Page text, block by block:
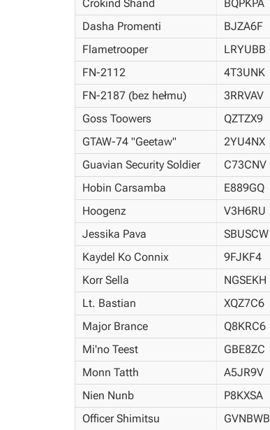
Crokind Shand
BQPKPA
Dasha Promenti
BJZA6F
Flametrooper
LRYUBB
FN-2112
4T3UNK
FN-2187 (bez hełmu)
3RRVAV
Goss Toowers
QZTZX9
GTAW-74 "Geetaw"
2YU4NX
Guavian Security Soldier
C73CNV
Hobin Carsamba
E889GQ
Hoogenz
V3H6RU
Jessika Pava
SBUSCW
Kaydel Ko Connix
9FJKF4
Korr Sella
NGSEKH
Lt. Bastian
XQZ7C6
Major Brance
Q8KRC6
Mi'no Teest
GBE8ZC
Monn Tatth
A5JR9V
Nien Nunb
P8KXSA
Officer Shimitsu
GVNBWB